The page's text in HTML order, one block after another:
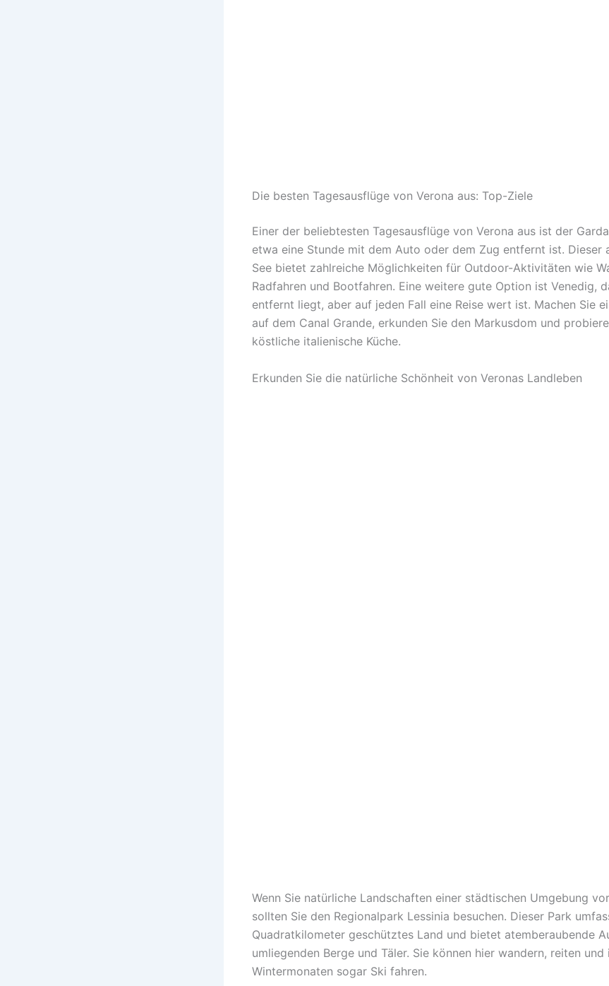
Die besten Tagesausflüge von Verona aus: Top-Ziele
Einer der beliebtesten Tagesausflüge von Verona aus ist der
etwa eine Stunde mit dem Auto oder dem Zug entfernt ist. Dieser
See bietet zahlreiche Möglichkeiten für Outdoor-Aktivitäten wie
Radfahren und Bootfahren. Eine weitere gute Option ist Venedig,
entfernt liegt, aber auf jeden Fall eine Reise wert ist. Machen Sie
auf dem Canal Grande, erkunden Sie den Markusdom und
köstliche italienische Küche.
Erkunden Sie die natürliche Schönheit von Veronas Landleben
Wenn Sie natürliche Landschaften einer städtischen Umgebung
sollten Sie den Regionalpark Lessinia besuchen. Dieser Park
Quadratkilometer geschütztes Land und bietet atemberaubende
umliegenden Berge und Täler. Sie können hier wandern, reiten und
Wintermonaten sogar Ski fahren.